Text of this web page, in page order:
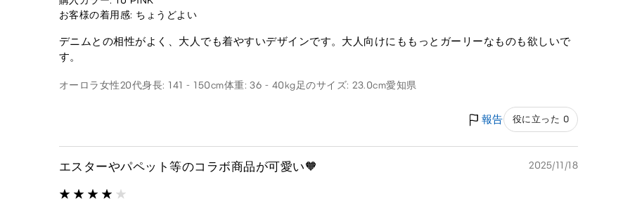
お客様の着用感: ちょうどよい
デニムとの相性がよく、大人でも着やすいデザインです。大人向けにももっとガーリーなものも欲しいで
す。
オーロラ女性20代身長: 141 - 150cm体重: 36 - 40kg足のサイズ: 23.0cm愛知県
報告 役に立った 0
エスターやパペット等のコラボ商品が可愛い🧡 2025/11/18